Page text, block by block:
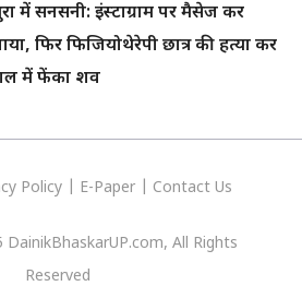
में सनसनी: इंस्टाग्राम पर मैसेज कर
फिर फिजियोथेरेपी छात्र की हत्या कर
में फेंका शव
Policy E-Paper Contact Us
All Rights
Reserved